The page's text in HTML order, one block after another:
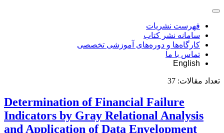
فهرست نشریات
سامانه نشر کتاب
کارگاه‌ها و دوره‌های آموزشی تخصصی
تماس با ما
English
تعداد مقالات: 37
Determination of Financial Failure
Indicators by Gray Relational Analysis
and Application of Data Envelopment